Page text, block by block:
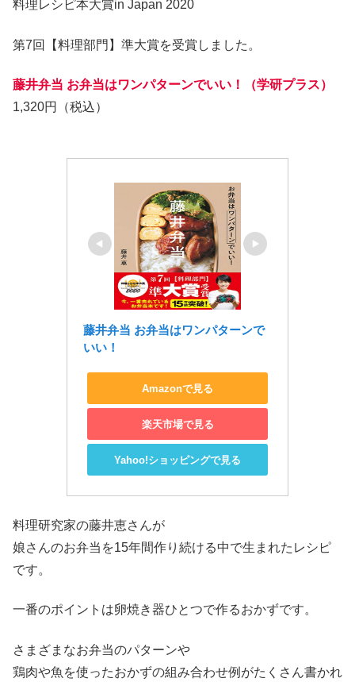
料理レシピ本大賞in Japan 2020
第7回【料理部門】準大賞を受賞しました。
藤井弁当 お弁当はワンパターンでいい！（学研プラス）
1,320円（税込）
藤井弁当 お弁当はワンパターンで
いい！
Amazonで見る
楽天市場で見る
Yahoo!ショッピングで見る
料理研究家の藤井恵さんが
娘さんのお弁当を15年間作り続ける中で生まれたレシピ
です。
一番のポイントは卵焼き器ひとつで作るおかずです。
さまざまなお弁当のパターンや
鶏肉や魚を使ったおかずの組み合わせ例がたくさん書かれ